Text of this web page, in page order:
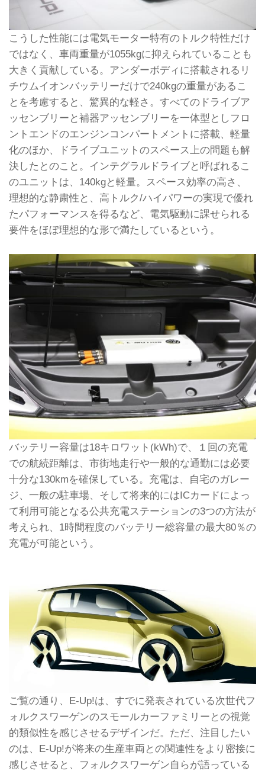
こうした性能には電気モーター特有のトルク特性だけ
ではなく、車両重量が1055kgに抑えられていることも
大きく貢献している。アンダーボディに搭載されるリ
チウムイオンバッテリーだけで240kgの重量があるこ
とを考慮すると、驚異的な軽さ。すべてのドライブア
ッセンブリーと補器アッセンブリーを一体型としフロ
ントエンドのエンジンコンパートメントに搭載、軽量
化のほか、ドライブユニットのスペース上の問題も解
決したとのこと。インテグラルドライブと呼ばれるこ
のユニットは、140kgと軽量。スペース効率の高さ、
理想的な静粛性と、高トルク/ハイパワーの実現で優れ
たパフォーマンスを得るなど、電気駆動に課せられる
要件をほぼ理想的な形で満たしているという。
バッテリー容量は18キロワット(kWh)で、１回の充電
での航続距離は、市街地走行や一般的な通勤には必要
十分な130kmを確保している。充電は、自宅のガレー
ジ、一般の駐車場、そして将来的にはICカードによっ
て利用可能となる公共充電ステーションの3つの方法が
考えられ、1時間程度のバッテリー総容量の最大80％の
充電が可能という。
ご覧の通り、E-Up!は、すでに発表されている次世代フ
ォルクスワーゲンのスモールカーファミリーとの視覚
的類似性を感じさせるデザインだ。ただ、注目したい
のは、E-Up!が将来の生産車両との関連性をより密接に
感じさせると、フォルクスワーゲン自らが語っている